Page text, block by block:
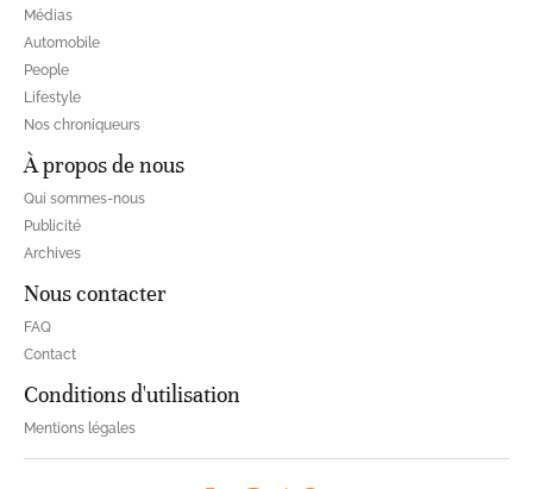
Médias
Automobile
People
Lifestyle
Nos chroniqueurs
À propos de nous
Qui sommes-nous
Publicité
Archives
Nous contacter
FAQ
Contact
Conditions d'utilisation
Mentions légales